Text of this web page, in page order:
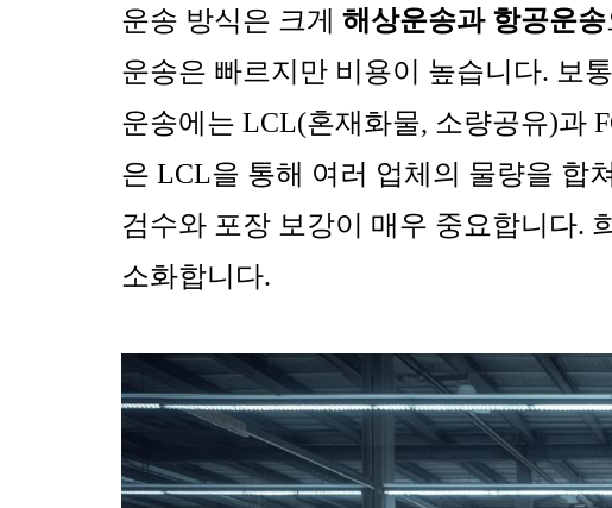
운송 방식은 크게 해상운송과 항공운송
운송은 빠르지만 비용이 높습니다. 보
운송에는 LCL(혼재화물, 소량공유)과
은 LCL을 통해 여러 업체의 물량을 합
검수와 포장 보강이 매우 중요합니다.
소화합니다.